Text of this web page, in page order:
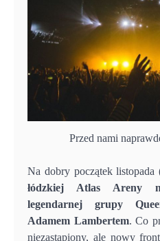
Przed nami
Na dobry początek
łódzkiej Atlas Areny
legendarnej grupy
Adamem Lambertem. Co
niezastąpiony, ale nowy